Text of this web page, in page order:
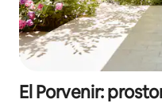
El Porvenir: